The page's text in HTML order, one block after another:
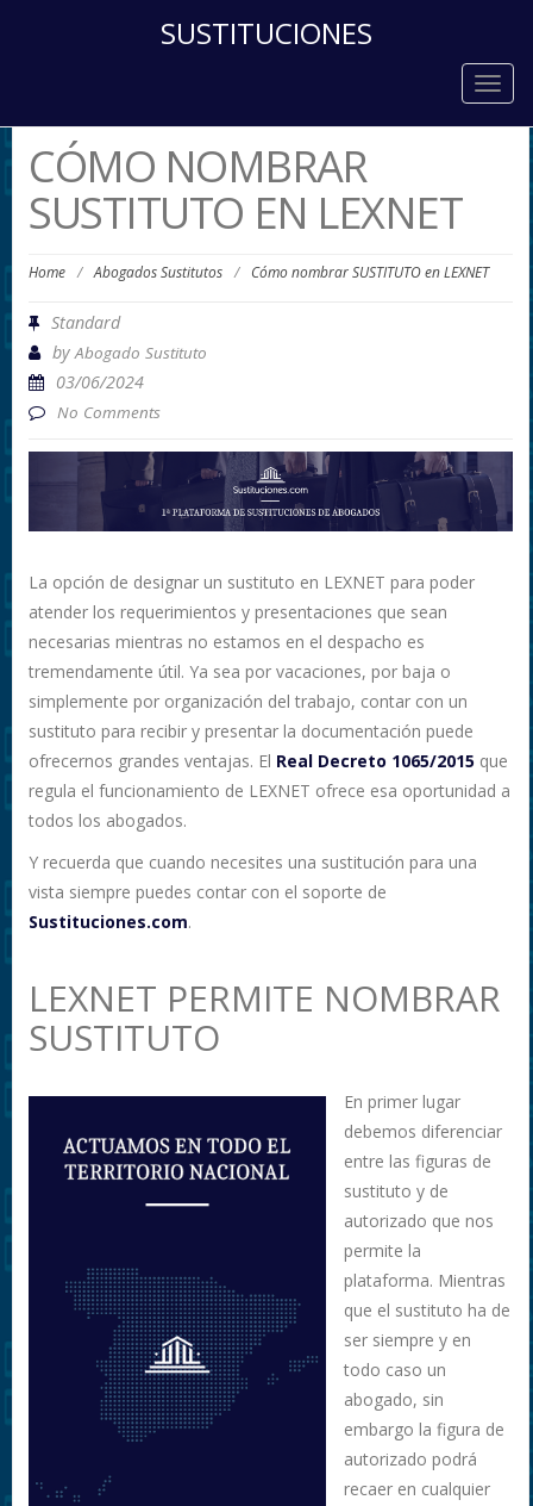
SUSTITUCIONES
CÓMO NOMBRAR
SUSTITUTO EN LEXNET
Home / Abogados Sustitutos / Cómo nombrar SUSTITUTO en LEXNET
Standard
byAbogado Sustituto
03/06/2024
No Comments
La opción de designar un sustituto en LEXNET para poder
atender los requerimientos y presentaciones que sean
necesarias mientras no estamos en el despacho es
tremendamente útil. Ya sea por vacaciones, por baja o
simplemente por organización del trabajo, contar con un
sustituto para recibir y presentar la documentación puede
ofrecernos grandes ventajas. El Real Decreto 1065/2015 que
regula el funcionamiento de LEXNET ofrece esa oportunidad a
todos los abogados.
Y recuerda que cuando necesites una sustitución para una
vista siempre puedes contar con el soporte de
Sustituciones.com.
LEXNET PERMITE NOMBRAR
SUSTITUTO
En primer lugar
debemos diferenciar
entre las figuras de
sustituto y de
autorizado que nos
permite la
plataforma. Mientras
que el sustituto ha de
ser siempre y en
todo caso un
abogado, sin
embargo la figura de
autorizado podrá
recaer en cualquier